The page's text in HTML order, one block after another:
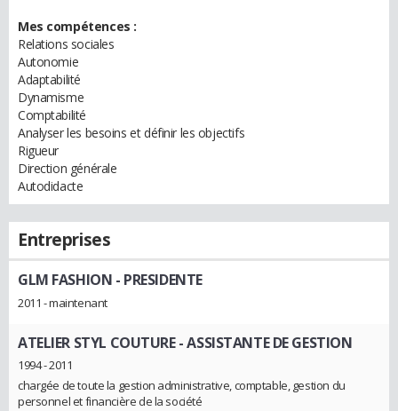
Mes compétences :
Relations sociales
Autonomie
Adaptabilité
Dynamisme
Comptabilité
Analyser les besoins et définir les objectifs
Rigueur
Direction générale
Autodidacte
Entreprises
GLM FASHION - PRESIDENTE
2011 - maintenant
ATELIER STYL COUTURE- ASSISTANTE DE GESTION
1994 - 2011
chargée de toute la gestion administrative, comptable, gestion du
personnel et financière de la société